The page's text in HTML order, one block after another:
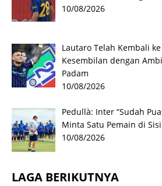
10/08/2026
Lautaro Telah Kembali
Kesembilan dengan
Padam
10/08/2026
Pedullà: Inter “Sudah
Minta Satu Pemain di
10/08/2026
LAGA BERIKUTNYA